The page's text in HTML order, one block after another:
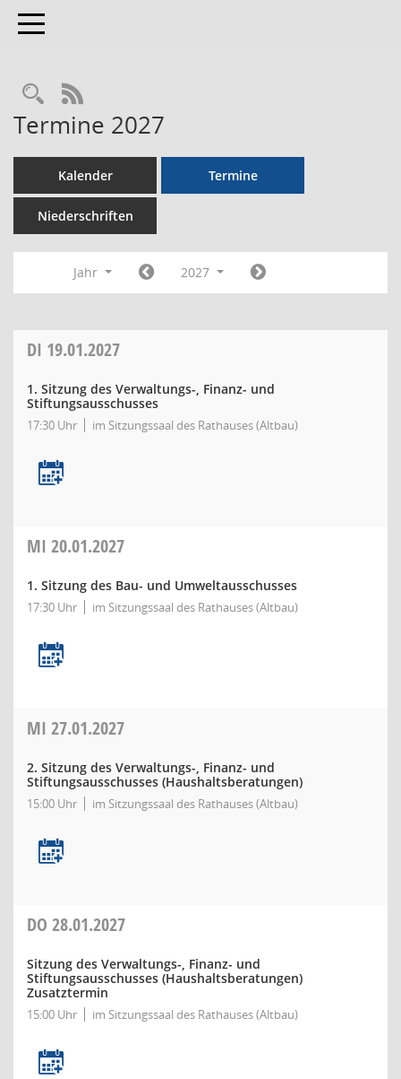
Toggle navigation
RSS-Feed
Termine 2027
Kalender Termine
Niederschriften
Jahr 2027
DI 19.01.2027
1. Sitzung des Verwaltungs-, Finanz- und
Stiftungsausschusses
17:30 Uhr im Sitzungssaal des Rathauses (Altbau)
MI 20.01.2027
1. Sitzung des Bau- und Umweltausschusses
17:30 Uhr im Sitzungssaal des Rathauses (Altbau)
MI 27.01.2027
2. Sitzung des Verwaltungs-, Finanz- und
Stiftungsausschusses (Haushaltsberatungen)
15:00 Uhr im Sitzungssaal des Rathauses (Altbau)
DO 28.01.2027
Sitzung des Verwaltungs-, Finanz- und
Stiftungsausschusses (Haushaltsberatungen)
Zusatztermin
15:00 Uhr im Sitzungssaal des Rathauses (Altbau)